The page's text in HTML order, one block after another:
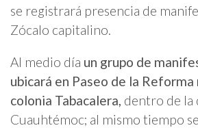
se registrará presencia de
Zócalo capitalino.
Al medio día un grupo de
ubicará en Paseo de la
colonia Tabacalera, dentro de la
Cuauhtémoc; al mismo tiempo